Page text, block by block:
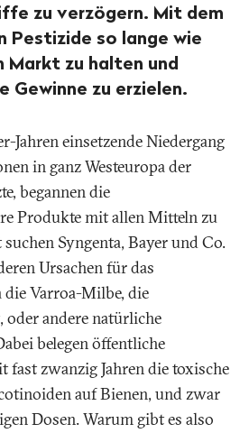
zu verzögern. Mit dem
Pestizide so lange wie
Markt zu halten und
zu erzielen.
Jahren einsetzende Niedergang
in ganz Westeuropa der
begannen die
Produkte mit allen Mitteln zu
Syngenta, Bayer und Co.
Ursachen für das
die Varroa-Milbe, die
andere natürliche
belegen öffentliche
fast zwanzig Jahren die toxische
auf Bienen, und zwar
Dosen. Warum gibt es also